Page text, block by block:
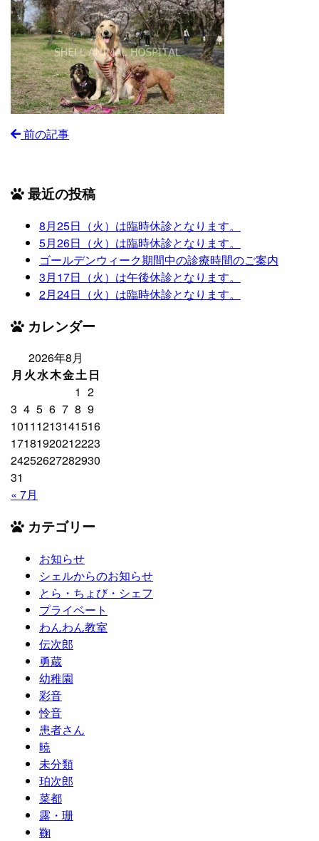
前の記事
最近の投稿
8月25日（火）は臨時休診となります。
5月26日（火）は臨時休診となります。
ゴールデンウィーク期間中の診療時間のご案内
3月17日（火）は午後休診となります。
2月24日（火）は臨時休診となります。
カレンダー
2026年8月
月 火水木金土日
1 2
3 4 5 6 7 8 9
10111213141516
17181920212223
24252627282930
31
« 7月
カテゴリー
お知らせ
シェルからのお知らせ
とら・ちょび・シェフ
プライベート
わんわん教室
伝次郎
勇蔵
幼稚園
彩音
怜音
患者さん
暁
未分類
珀次郎
菜都
露・珊
鞠